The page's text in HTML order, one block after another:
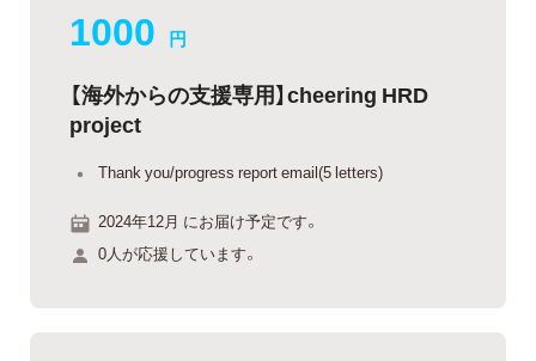
1000 円
【海外からの支援専用】cheering HRD
project
Thank you/progress report email(5 letters)
2024年12月 にお届け予定です。
0人が応援しています。